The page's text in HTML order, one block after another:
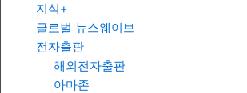
지식+
글로벌 뉴스웨이브
전자출판
해외전자출판
아마존